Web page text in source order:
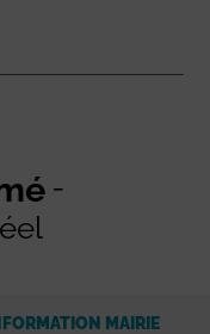
MAIRIE